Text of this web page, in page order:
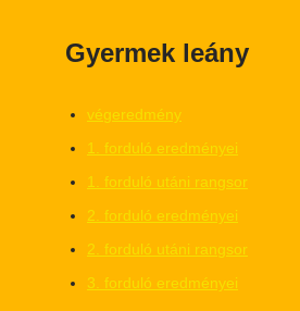
Gyermek leány
végeredmény
1. forduló eredményei
1. forduló utáni rangsor
2. forduló eredményei
2. forduló utáni rangsor
3. forduló eredményei